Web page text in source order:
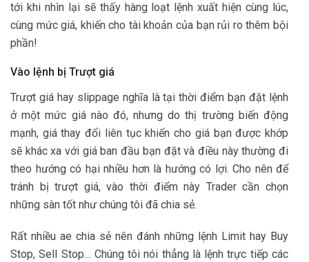
tới khi nhìn lại sẽ thấy hàng loạt lệnh xuất hiện cùng lúc,
cùng mức giá, khiến cho tài khoản của bạn rủi ro thêm bội
phần!
Vào lệnh bị Trượt giá
Trượt giá hay slippage nghĩa là tại thời điểm bạn đặt lệnh
ở một mức giá nào đó, nhưng do thị trường biến động
mạnh, giá thay đổi liên tục khiến cho giá bạn được khớp
sẽ khác xa với giá ban đầu bạn đặt và điều này thường đi
theo hướng có hại nhiều hơn là hướng có lợi. Cho nên để
tránh bị trượt giá, vào thời điểm này Trader cần chọn
những sàn tốt như chúng tôi đã chia sẻ.
Rất nhiều ae chia sẻ nên đánh những lệnh Limit hay Buy
Stop, Sell Stop… Chúng tôi nói thẳng là lệnh trực tiếp các